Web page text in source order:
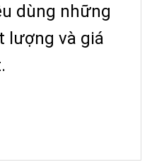
dùng những
lượng và giá